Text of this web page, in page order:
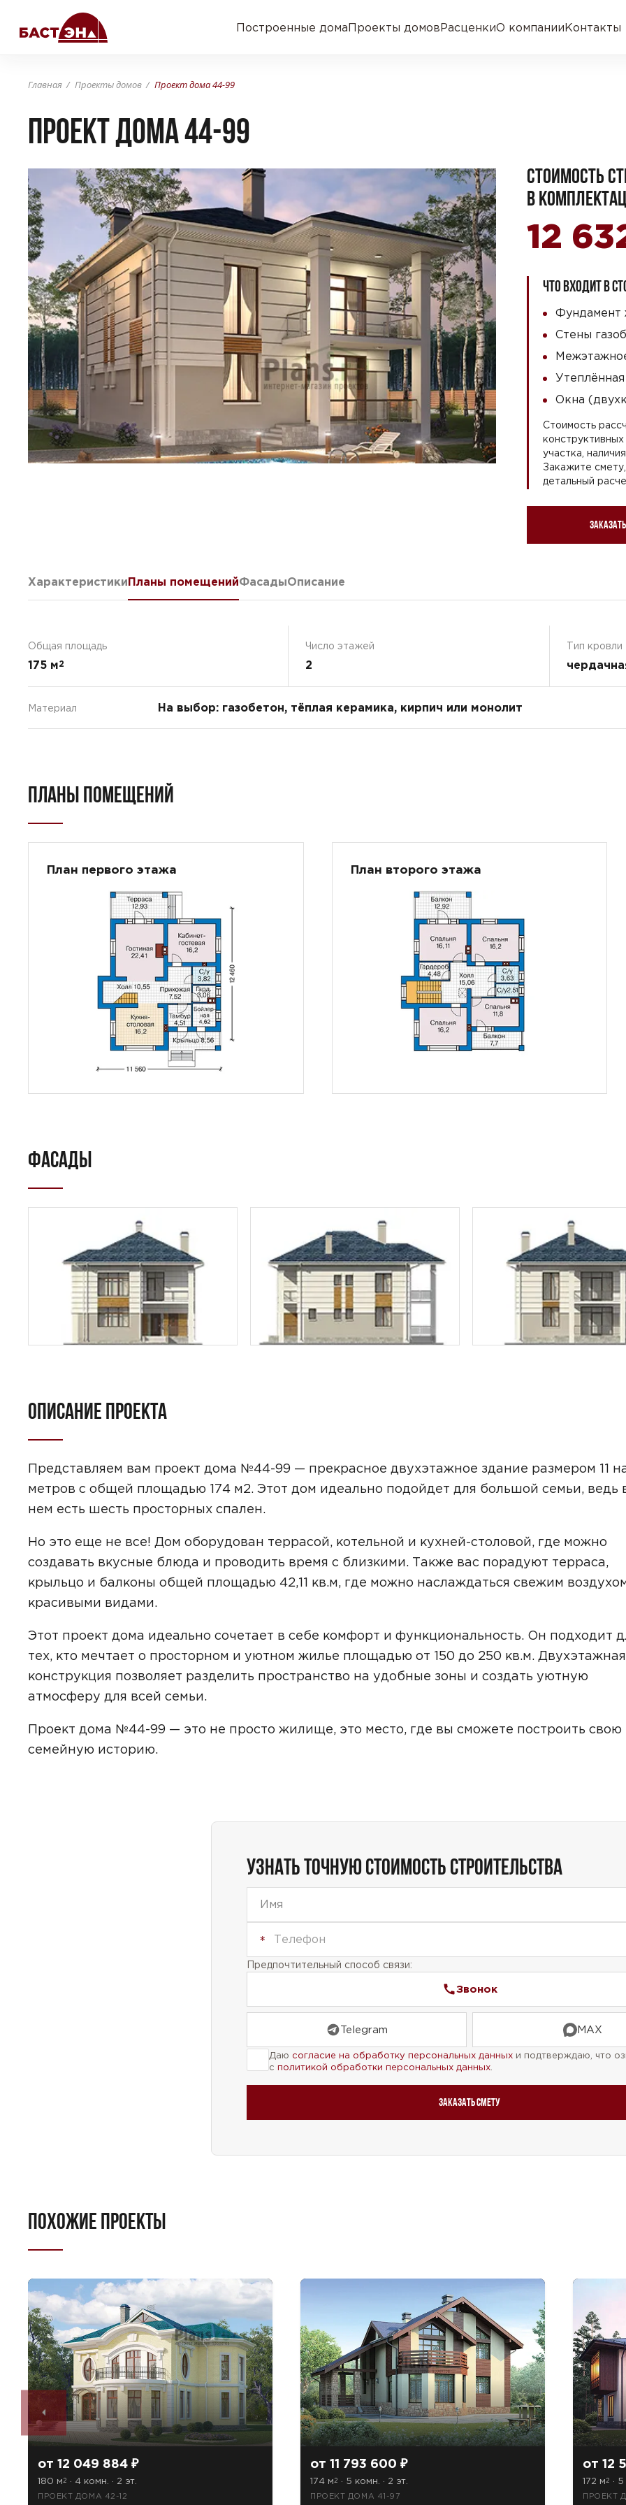
Построенные домаПроекты домовРасценкиО компанииКонтакты
Главная Проекты домов Проект дома 44-99
Проект дома 44-99
СТОИМОСТЬ
В
12
ЧТО ВХОДИТ В
Фундамент
Стены
Окна
Стоимость
участка,
Закажите
детальный
ХарактеристикиПланы помещенийФасадыОписание
Общая площадь
175 м2
Число этажей
2
Тип кровли
Материал На выбор: газобетон, тёплая керамика, кирпич или монолит
ПЛАНЫ ПОМЕЩЕНИЙ
План первого этажа План второго этажа
ФАСАДЫ
ОПИСАНИЕ ПРОЕКТА
Представляем вам проект дома №44-99 — прекрасное двухэтажное здание размером 11
метров с общей площадью 174 м2. Этот дом идеально подойдет для большой семьи, ведь
нем есть шесть просторных спален.
Но это еще не все! Дом оборудован террасой, котельной и кухней-столовой, где можно
создавать вкусные блюда и проводить время с близкими. Также вас порадуют терраса,
крыльцо и балконы общей площадью 42,11 кв.м, где можно наслаждаться свежим
красивыми видами.
Этот проект дома идеально сочетает в себе комфорт и функциональность. Он подходит
тех, кто мечтает о просторном и уютном жилье площадью от 150 до 250 кв.м. Двухэтажная
конструкция позволяет разделить пространство на удобные зоны и создать уютную
атмосферу для всей семьи.
Проект дома №44-99 — это не просто жилище, это место, где вы сможете построить свою
семейную историю.
УЗНАТЬ ТОЧНУЮ СТОИМОСТЬ СТРОИТЕЛЬСТВА
Предпочтительный способ связи:
Звонок
Telegram MAX
Даю согласие на обработку персональных данных и подтверждаю, что
с политикой обработки персональных данных
Заказать смету
ПОХОЖИЕ ПРОЕКТЫ
от 12 049 884 ₽
180 м 2 · 4 комн. · 2 эт.
ПРОЕКТ ДОМА 42-12
от 11 793 600 ₽
174 м 2 · 5 комн. · 2 эт.
ПРОЕКТ ДОМА 41-97
от 12
172 м 2 ·
ПРОЕКТ
Предпочтительный способ связи:
Звонок
Даюсогласие на обработку персональных данныхи подтверждаю, что
Рассчитать стоимость